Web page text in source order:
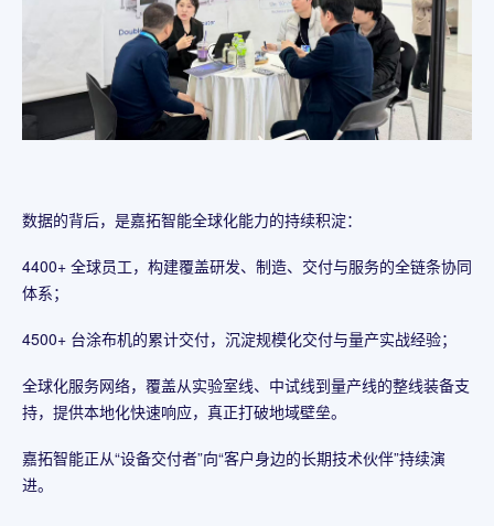
数据的背后，是嘉拓智能全球化能力的持续积淀：
4400+ 全球员工，构建覆盖研发、制造、交付与服务的全链条协同
体系；
4500+ 台涂布机的累计交付，沉淀规模化交付与量产实战经验；
全球化服务网络，覆盖从实验室线、中试线到量产线的整线装备支
持，提供本地化快速响应，真正打破地域壁垒。
嘉拓智能正从“设备交付者”向“客户身边的长期技术伙伴”持续演
进。